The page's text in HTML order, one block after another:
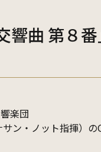
演奏会プロ
響曲 第８
楽団
ン・ノット指揮）の